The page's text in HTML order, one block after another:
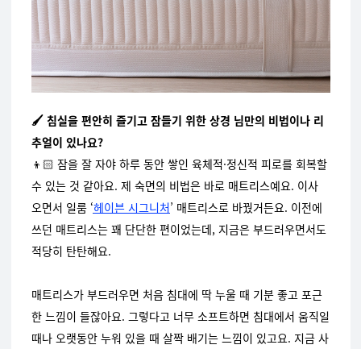
🖌️ 침실을 편안히 즐기고 잠들기 위한 상경 님만의 비법이나 리
추얼이 있나요?
👦🏻 잠을 잘 자야 하루 동안 쌓인 육체적·정신적 피로를 회복할
수 있는 것 같아요. 제 숙면의 비법은 바로 매트리스예요. 이사
오면서 일룸 ‘헤이븐 시그니처’ 매트리스로 바꿨거든요. 이전에
쓰던 매트리스는 꽤 단단한 편이었는데, 지금은 부드러우면서도
적당히 탄탄해요.
매트리스가 부드러우면 처음 침대에 딱 누울 때 기분 좋고 포근
한 느낌이 들잖아요. 그렇다고 너무 소프트하면 침대에서 움직일
때나 오랫동안 누워 있을 때 살짝 배기는 느낌이 있고요. 지금 사